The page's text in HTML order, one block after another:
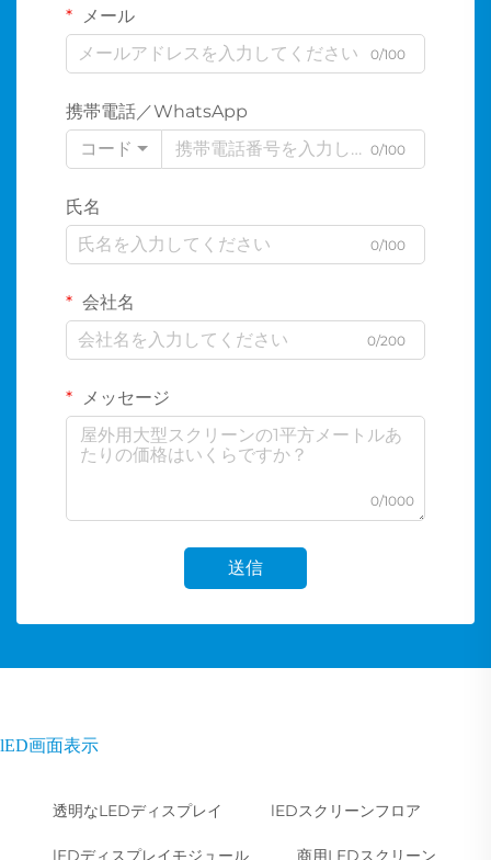
メール
0/100
携帯電話／WhatsApp
コード
0/100
氏名
0/100
会社名
0/200
メッセージ
0/1000
送信
lED画面表示
透明なLEDディスプレイ lEDスクリーンフロア
lEDディスプレイモジュール 商用LEDスクリーン